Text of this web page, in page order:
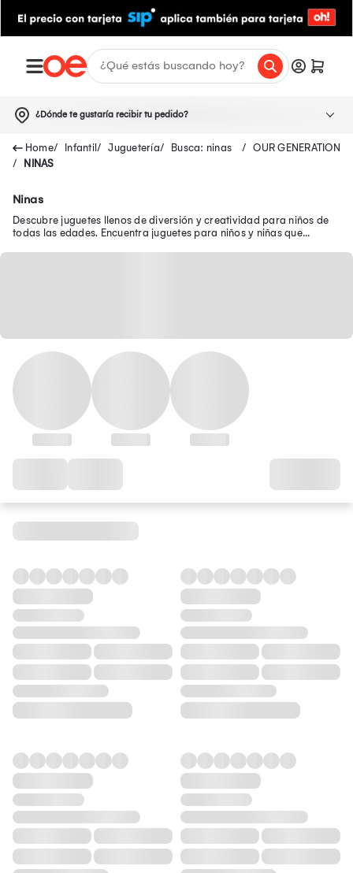
¿Dónde te gustaría recibir tu pedido?
Infantil Juguetería Busca: ninas
OUR GENERATION
NINAS
Ninas
Descubre juguetes llenos de diversión y creatividad para niños de
todas las edades. Encuentra juguetes para niños y niñas que